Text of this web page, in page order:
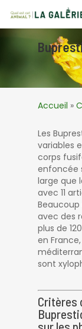
main
Accueil »
Les
variables
corps
enfoncée
large que
avec 11
Beaucoup
avec des
plus de
en
sont
Critères